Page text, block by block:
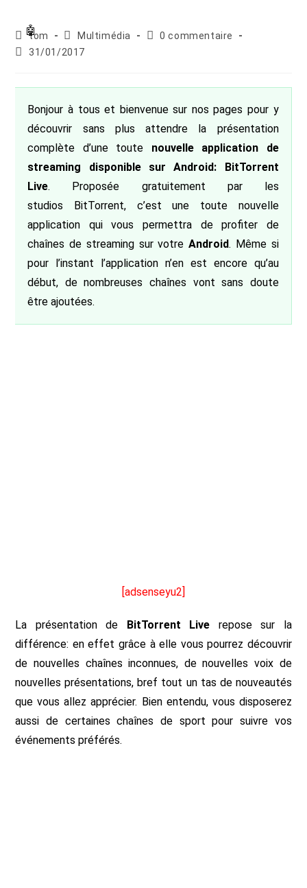
Auteur/autrice
de
tom
Post
category:
Multimédia
Commentaires
0 commentaire
Publication
31/01/2017
Bonjour à tous et bienvenue sur nos pages pour y
découvrir sans plus attendre la présentation
complète d’une toute nouvelle application de
streaming disponible sur Android: BitTorrent
Live. Proposée gratuitement par les
studios BitTorrent, c’est une toute nouvelle
application qui vous permettra de profiter de
chaînes de streaming sur votreAndroid. Même si
pour l’instant l’application n’en est encore qu’au
début, de nombreuses chaînes vont sans doute
être ajoutées.
[adsenseyu2]
La présentation de BitTorrent Live repose sur la
différence: en effet grâce à elle vous pourrez découvrir
de nouvelles chaînes inconnues, de nouvelles voix de
nouvelles présentations, bref tout un tas de nouveautés
que vous allez apprécier. Bien entendu, vous disposerez
aussi de certaines chaînes de sport pour suivre vos
événements préférés.